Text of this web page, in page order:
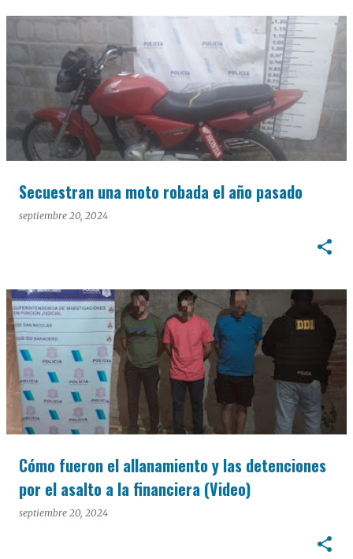
Secuestran una moto robada el año pasado
septiembre 20, 2024
Cómo fueron el allanamiento y las detenciones
por el asalto a la financiera (Video)
septiembre 20, 2024